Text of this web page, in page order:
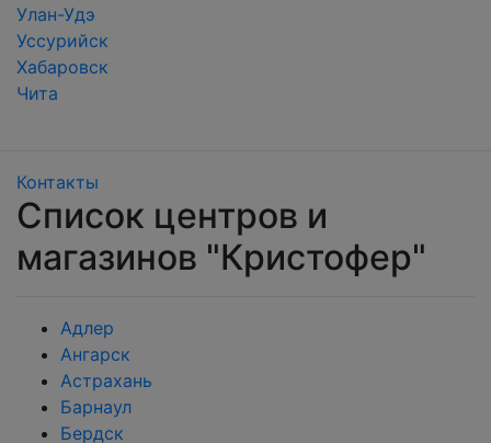
Улан-Удэ
Уссурийск
Хабаровск
Чита
Контакты
Список центров и
магазинов "Кристофер"
Адлер
Ангарск
Астрахань
Барнаул
Бердск